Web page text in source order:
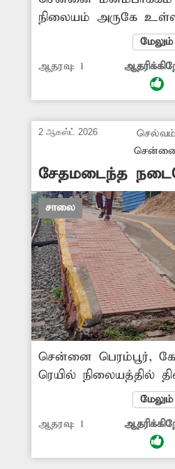
நிலையம் அருகே
நிறுத்தத்தில் தடுப்புகள்
போடப்பட்டுள்ளது.
வரும் பயணிகள், பஸ்
தவிக்கின்றனர். எனவே
எடுக்கவேண்டும் என
கோரிக்கை
மேலும்
ஆதரவு: 1
2 ஆகஸ்ட் 2026
செல்வம்
சேதமடைந்த
சாலை
சென்னை பெரம்பூர்,
ரெயில் நிலையத்தில்
ஏராளமான பயணிகள்
வந்துசெல்கின்றனர்.
நிலையத்தின்
சேதமடைந்து
மேலும்
ஆதரவு: 1